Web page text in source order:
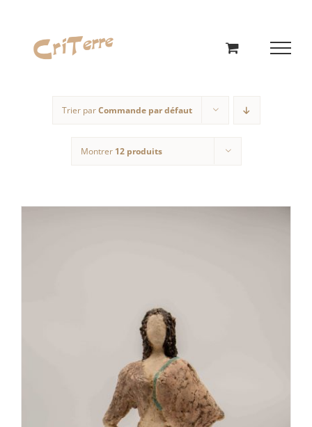
contenu
Trier parCommande par défaut
Montrer 12 produits